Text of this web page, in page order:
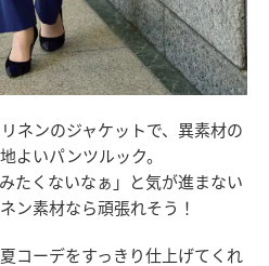
ネンのジャケットで、異素材の
よいパンツルック。
たくないなぁ」と気が進まない
ン素材なら頑張れそう！
コーデをすっきり仕上げてくれ